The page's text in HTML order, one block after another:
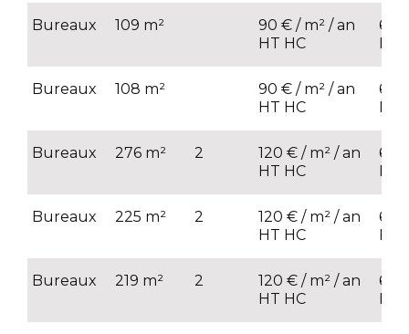
Bureaux 109 m²
90 € / m² / an
HT HC
68
HT
Bureaux 108 m²
90 € / m² / an
HT HC
68
HT
Bureaux 276 m² 2
120 € / m² / an
HT HC
68
HT
Bureaux 225 m² 2
120 € / m² / an
HT HC
68
HT
Bureaux 219 m² 2
120 € / m² / an
HT HC
68
HT